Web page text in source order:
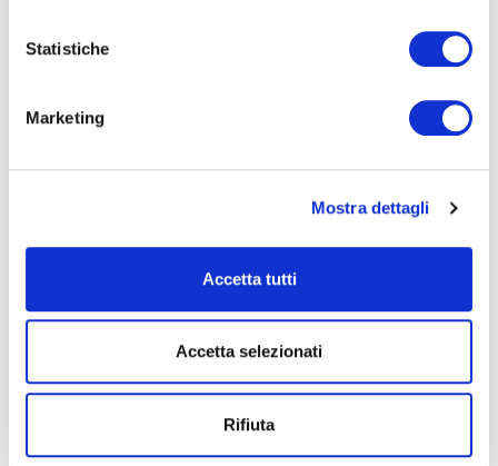
Statistiche
Marketing
Mostra dettagli
Accetta tutti
Accetta selezionati
Rifiuta
Informatica beginner
MECCANICA MECCANICA